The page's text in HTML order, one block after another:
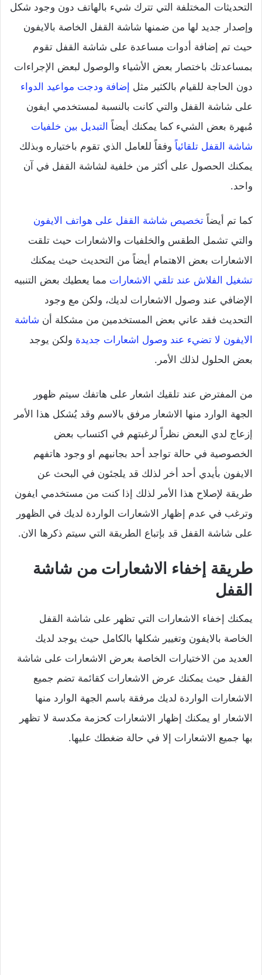
التحديثات المختلفة التي تترك شيء بالهاتف دون وجود شكل
وإصدار جديد لها من ضمنها شاشة القفل الخاصة بالايفون
حيث تم إضافة أدوات مساعدة على شاشة القفل تقوم
بمساعدتك باختصار بعض الأشياء والوصول لبعض الإجراءات
دون الحاجة للقيام بالكثير مثل إضافة ودجت مواعيد الدواء
على شاشة القفل والتي كانت بالنسبة لمستخدمي ايفون
مُبهرة بعض الشيء كما يمكنك أيضاً التبديل بين خلفيات
شاشة القفل تلقائياً وفقاً للعامل الذي تقوم باختياره وبذلك
يمكنك الحصول على أكثر من خلفية لشاشة القفل في آن
واحد.
كما تم أيضاً تخصيص شاشة القفل على هواتف الايفون
والتي تشمل الطقس والخلفيات والاشعارات حيث تلقت
الاشعارات بعض الاهتمام أيضاً من التحديث حيث يمكنك
تشغيل الفلاش عند تلقي الاشعارات مما يعطيك بعض التنبيه
الإضافي عند وصول الاشعارات لديك، ولكن مع وجود
التحديث فقد عاني بعض المستخدمين من مشكلة أن شاشة
الايفون لا تضيء عند وصول اشعارات جديدة ولكن يوجد
بعض الحلول لذلك الأمر.
من المفترض عند تلقيك اشعار على هاتفك سيتم ظهور
الجهة الوارد منها الاشعار مرفق بالاسم وقد يُشكل هذا الأمر
إزعاج لدي البعض نظراً لرغبتهم في اكتساب بعض
الخصوصية في حالة تواجد أحد بجانبهم او وجود هاتفهم
الايفون بأيدي أحد أخر لذلك قد يلجئون في البحث عن
طريقة لإصلاح هذا الأمر لذلك إذا كنت من مستخدمي ايفون
وترغب في عدم إظهار الاشعارات الواردة لديك في الظهور
على شاشة القفل قد بإتباع الطريقة التي سيتم ذكرها الان.
طريقة إخفاء الاشعارات من شاشة
القفل
يمكنك إخفاء الاشعارات التي تظهر على شاشة القفل
الخاصة بالايفون وتغيير شكلها بالكامل حيث يوجد لديك
العديد من الاختيارات الخاصة بعرض الاشعارات على شاشة
القفل حيث يمكنك عرض الاشعارات كقائمة تضم جميع
الاشعارات الواردة لديك مرفقة باسم الجهة الوارد منها
الاشعار او يمكنك إظهار الاشعارات كحزمة مكدسة لا تظهر
بها جميع الاشعارات إلا في حالة ضغطك عليها.